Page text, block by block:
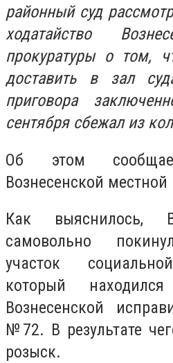
районный суд
ходатайство
прокуратуры о том,
доставить в зал
приговора
сентября сбежал из
Об этом
Вознесенской местной
Как выяснилось,
самовольно
участок
который
Вознесенской
№72. В результате
розыск.